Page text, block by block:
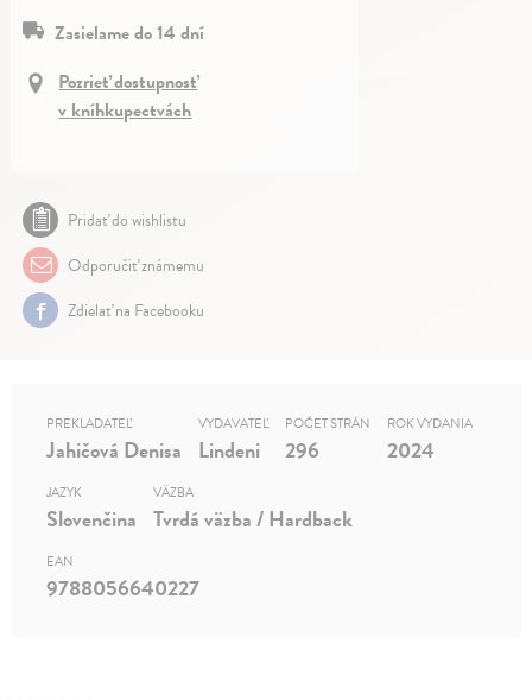
Zasielame do 14 dní
Pozrieť dostupnosť
v kníhkupectvách
Pridať do wishlistu
Odporučiť známemu
Zdielať na Facebooku
PREKLADATEĽ
Jahičová Denisa
VYDAVATEĽ
Lindeni
POČET STRÁN
296
ROK VYDANIA
2024
JAZYK
Slovenčina
VÄZBA
Tvrdá väzba / Hardback
EAN
9788056640227